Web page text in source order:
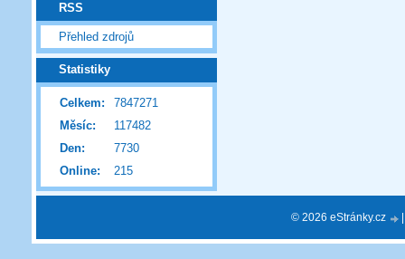
RSS
Přehled zdrojů
Statistiky
Online: 215
Celkem:
7847271
Měsíc:
117482
Den:
7730
© 2026 eStránky.cz